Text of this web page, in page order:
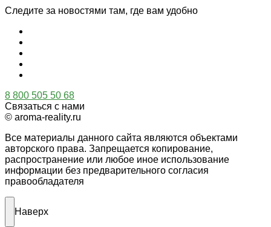
Следите за новостями там, где вам удобно
8 800 505 50 68
Связаться с нами
© aroma-reality.ru
Все материалы данного сайта являются объектами
авторского права. Запрещается копирование,
распространение или любое иное использование
информации без предварительного согласия
правообладателя
Наверх